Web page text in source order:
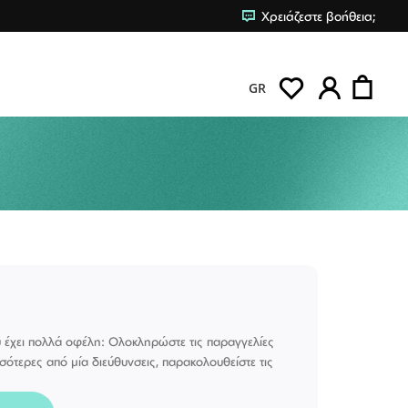
Χρειάζεστε βοήθεια;
GR
πολλά οφέλη: Ολοκληρώστε τις παραγγελίες
από μία διεύθυνσεις, παρακολουθείστε τις